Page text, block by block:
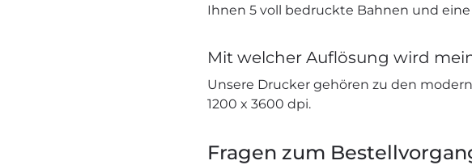
Ihnen 5 voll bedruckte Bahnen und
Mit welcher Auflösung wird
Unsere Drucker gehören zu den
1200 x 3600 dpi.
Fragen zum